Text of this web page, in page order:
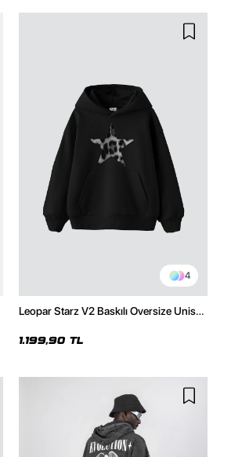
4
Leopar Starz V2 Baskılı Oversize Unisex
1.199,90 TL